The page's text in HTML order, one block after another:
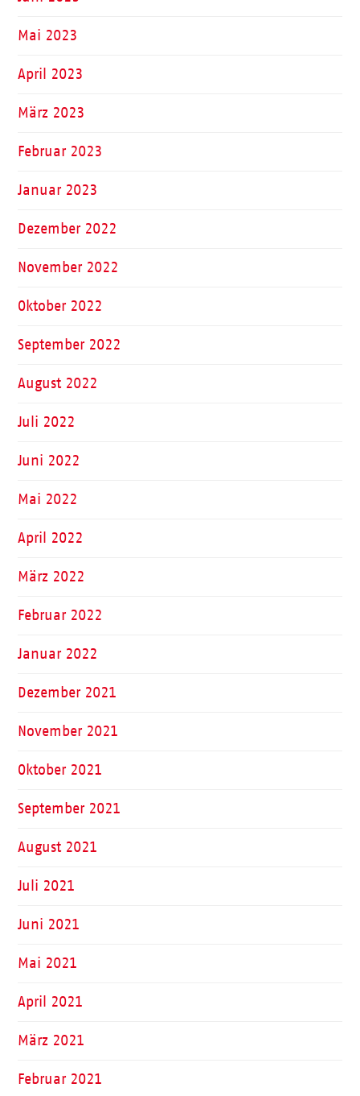
Mai 2023
April 2023
März 2023
Februar 2023
Januar 2023
Dezember 2022
November 2022
Oktober 2022
September 2022
August 2022
Juli 2022
Juni 2022
Mai 2022
April 2022
März 2022
Februar 2022
Januar 2022
Dezember 2021
November 2021
Oktober 2021
September 2021
August 2021
Juli 2021
Juni 2021
Mai 2021
April 2021
März 2021
Februar 2021